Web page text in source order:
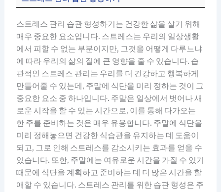
스트레스 관리 습관 형성하기는 건강한 삶을 살기 위해
매우 중요한 요소입니다. 스트레스는 우리의 일상생활
에서 피할 수 없는 부분이지만, 그것을 어떻게 다루느냐
에 따라 우리의 삶의 질에 큰 영향을 줄 수 있습니다. 습
관적인 스트레스 관리는 우리를 더 건강하고 행복하게
만들어줄 수 있는데, 주말에 식단을 미리 정하는 것이 그
중요한 요소 중 하나입니다. 주말은 일상에서 벗어나 새
로운 시작을 할 수 있는 시간으로, 이를 통해 다가오는
한 주를 준비하는 것은 매우 유용합니다. 주말에 식단을
미리 정해놓으면 건강한 식습관을 유지하는 데 도움이
되고, 그로 인해 스트레스를 감소시키는 효과를 얻을 수
있습니다. 또한, 주말에는 여유로운 시간을 가질 수 있기
때문에 식단을 계획하고 준비하는 데 더 많은 시간을 할
애할 수 있습니다. 스트레스 관리를 위한 습관 형성은 주